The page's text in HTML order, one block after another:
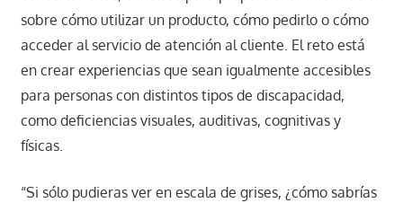
sobre cómo utilizar un producto, cómo pedirlo o cómo
acceder al servicio de atención al cliente. El reto está
en crear experiencias que sean igualmente accesibles
para personas con distintos tipos de discapacidad,
como deficiencias visuales, auditivas, cognitivas y
físicas.
“Si sólo pudieras ver en escala de grises, ¿cómo sabrías